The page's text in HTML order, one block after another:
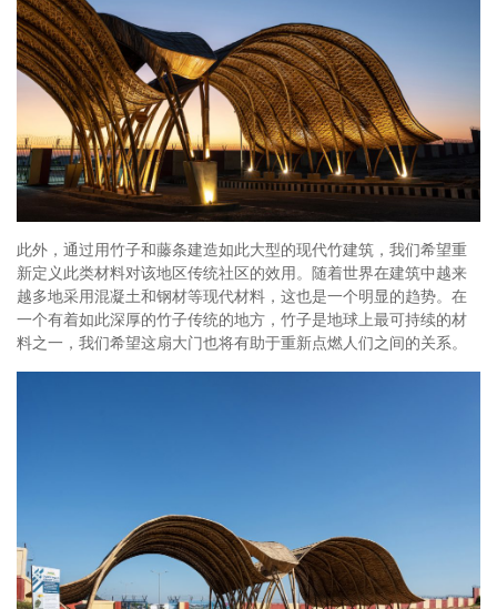
此外，通过用竹子和藤条建造如此大型的现代竹建筑，我们希望重
新定义此类材料对该地区传统社区的效用。随着世界在建筑中越来
越多地采用混凝土和钢材等现代材料，这也是一个明显的趋势。在
一个有着如此深厚的竹子传统的地方，竹子是地球上最可持续的材
料之一，我们希望这扇大门也将有助于重新点燃人们之间的关系。